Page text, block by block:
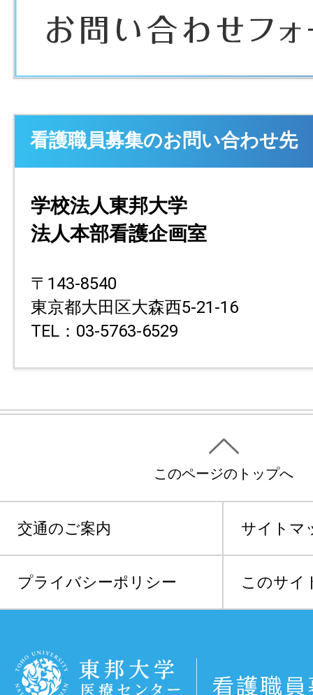
看護職員募集のお問い合わせ先
学校法人東邦大学
法人本部看護企画室
〒143-8540
東京都大田区大森西5-21-16
TEL：03-5763-6529
このページのトップへ
交通のご案内 サイトマ
プライバシーポリシー このサイ